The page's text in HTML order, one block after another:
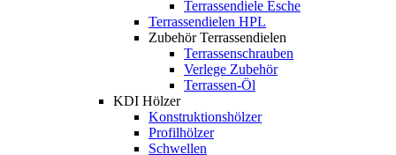
Terrassendiele Esche
Terrassendielen HPL
Zubehör Terrassendielen
Terrassenschrauben
Verlege Zubehör
Terrassen-Öl
KDI Hölzer
Konstruktionshölzer
Profilhölzer
Schwellen